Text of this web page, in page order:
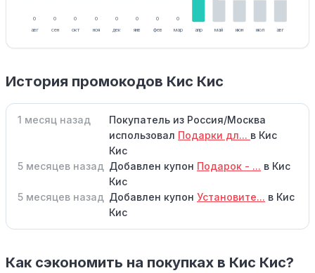
0
авг
0
сен
0
окт
0
ноя
0
дек
0
янв
0
фев
0
мар
апр май июн июл авг
История промокодов Кис Кис
1 месяц назад
Покупатель из Россия/Москва
использовал Подарки дл... в Кис
Кис
5 месяцев назад Добавлен купон Подарок - ... в Кис
Кис
5 месяцев назад Добавлен купон Установите... в Кис
Кис
Как сэкономить на покупках в Кис Кис?